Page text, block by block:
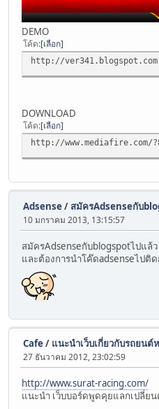
DEMO
โค้ด เลือก
http://ver341.blogspot.com
DOWNLOAD
โค้ด เลือก
http://www.mediafire.com/
Adsense/ สมัครAdsenseกับ
10 มกราคม 2013, 13:15:57
สมัครAdsenseกับblogspotไปแล้ว
และต้องการนำโค๊ดadsenseไปติ
Cafe/ แนะนำเว็บเกี่ยวกับรถยนต์
27 ธันวาคม 2012, 23:02:59
http://www.surat-racing.com/
แนะนำ เว็บบอร์ดพูดคุยแลกเปลี่ย